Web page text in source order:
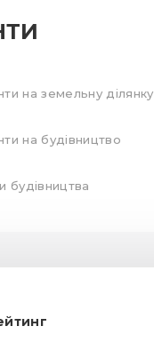
на земельну ділянку
на будівництво
будівництва